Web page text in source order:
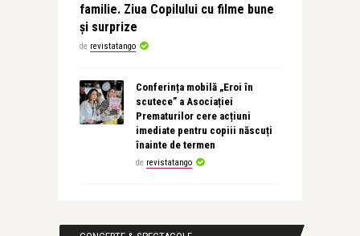
familie. Ziua Copilului cu filme bune
și surprize
de revistatango
Conferința mobilă „Eroi în
scutece” a Asociației
Prematurilor cere acțiuni
imediate pentru copiii născuți
înainte de termen
de revistatango